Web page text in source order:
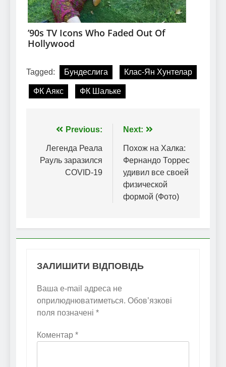
Tagged: Бундеслига Клас-Ян Хунтелар
ФК Аякс ФК Шальке
Навігація
записів
Previous:
Легенда Реала
Рауль заразился
COVID-19
Next:
Похож на Халка:
Фернандо Торрес
удивил все своей
физической
формой (Фото)
ЗАЛИШИТИ ВІДПОВІДЬ
Ваша e-mail адреса не
оприлюднюватиметься. Обов’язкові
поля позначені *
Коментар *